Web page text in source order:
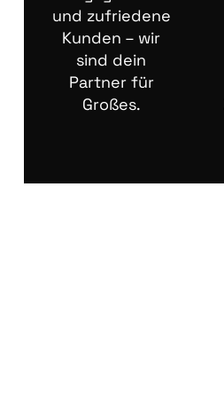
und zufriedene
Kunden – wir
sind dein
Partner für
Großes.